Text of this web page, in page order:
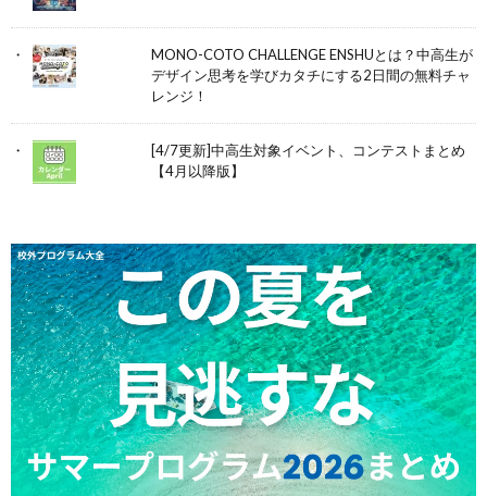
MONO-COTO CHALLENGE ENSHUとは？中高生が
デザイン思考を学びカタチにする2日間の無料チャ
レンジ！
[4/7更新]中高生対象イベント、コンテストまとめ
【4月以降版】